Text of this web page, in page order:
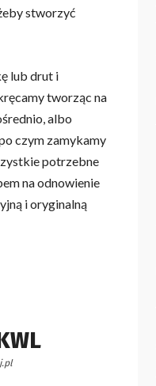
stworzyć
lub drut i
tworząc na
albo
czym zamykamy
potrzebne
na odnowienie
i oryginalną